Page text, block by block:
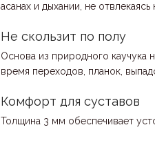
асанах и дыхании, не отвлекаясь
Не скользит по полу
Основа из природного каучука
время переходов, планок,
Комфорт для суставов
Толщина 3 мм обеспечивает